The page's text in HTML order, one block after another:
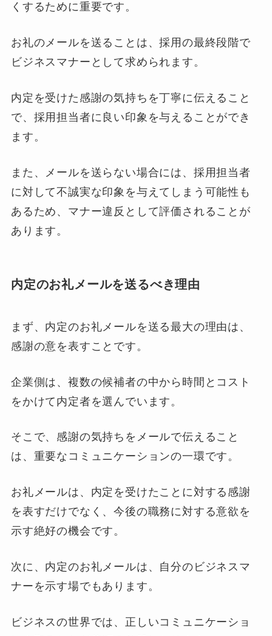
くするために重要です。
お礼のメールを送ることは、採用の最終段階で
ビジネスマナーとして求められます。
内定を受けた感謝の気持ちを丁寧に伝えること
で、採用担当者に良い印象を与えることができ
ます。
また、メールを送らない場合には、採用担当者
に対して不誠実な印象を与えてしまう可能性も
あるため、マナー違反として評価されることが
あります。
内定のお礼メールを送るべき理由
まず、内定のお礼メールを送る最大の理由は、
感謝の意を表すことです。
企業側は、複数の候補者の中から時間とコスト
をかけて内定者を選んでいます。
そこで、感謝の気持ちをメールで伝えること
は、重要なコミュニケーションの一環です。
お礼メールは、内定を受けたことに対する感謝
を表すだけでなく、今後の職務に対する意欲を
示す絶好の機会です。
次に、内定のお礼メールは、自分のビジネスマ
ナーを示す場でもあります。
ビジネスの世界では、正しいコミュニケーショ